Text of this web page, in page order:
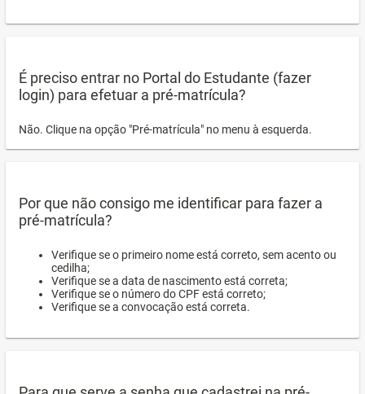
É preciso entrar no Portal do Estudante (fazer
login) para efetuar a pré-matrícula?
Não. Clique na opção "Pré-matrícula" no menu à esquerda.
Por que não consigo me identificar para fazer a
pré-matrícula?
Verifique se o primeiro nome está correto, sem acento ou
cedilha;
Verifique se a data de nascimento está correta;
Verifique se o número do CPF está correto;
Verifique se a convocação está correta.